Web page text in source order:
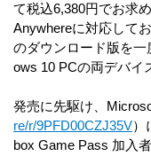
て税込6,380円でお求
Anywhereに対応して
のダウンロード版を
ows 10 PCの両デバイ
発売に先駆け、
re/r/9PFD00CZJ35V）
box Game Pass 加入